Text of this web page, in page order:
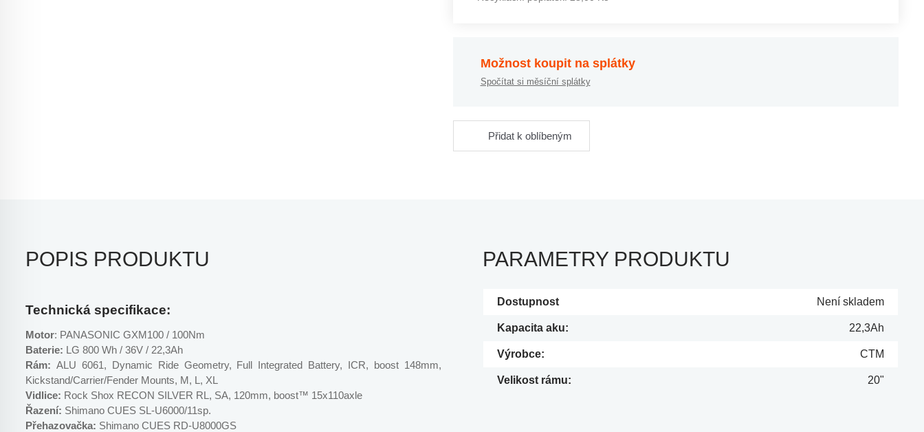
Možnost koupit na splátky
Spočítat si měsíční splátky
Přidat k oblíbeným
POPIS PRODUKTU
Technická specifikace:
Motor: PANASONIC GXM100 / 100Nm
Baterie: LG 800 Wh / 36V / 22,3Ah
Rám: ALU 6061, Dynamic Ride Geometry, Full Integrated Battery, ICR, boost 148mm,
Kickstand/Carrier/Fender Mounts, M, L, XL
Vidlice: Rock Shox RECON SILVER RL, SA, 120mm, boost™ 15x110axle
Řazení: Shimano CUES SL-U6000/11sp.
Přehazovačka: Shimano CUES RD-U8000GS
PARAMETRY PRODUKTU
Dostupnost Není skladem
Kapacita aku: 22,3Ah
Výrobce: CTM
Velikost rámu: 20"